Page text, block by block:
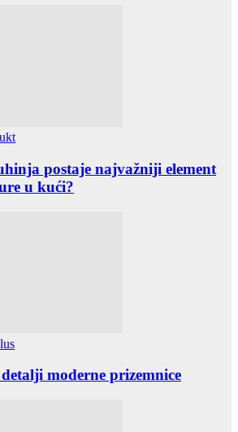
postaje najvažniji element
u kući?
moderne prizemnice